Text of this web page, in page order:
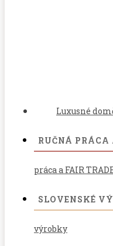
Luxusné
RUČNÁ PRÁCA
práca a FAIR
SLOVENSKÉ
výrobky